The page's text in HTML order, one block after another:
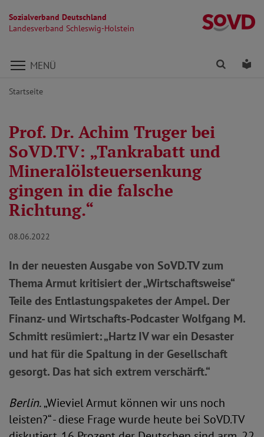
Sozialverband Deutschland
Landesverband Schleswig-Holstein
Direkt zu den Inhalten springen
MENÜ Finden
Startseite
Prof. Dr. Achim Truger bei
SoVD.TV: „Tankrabatt und
Mineralölsteuersenkung
gingen in die falsche
Richtung.“
08.06.2022
In der neuesten Ausgabe von SoVD.TV zum
Thema Armut kritisiert der „Wirtschaftsweise“
Teile des Entlastungspaketes der Ampel. Der
Finanz- und Wirtschafts-Podcaster Wolfgang M.
Schmitt resümiert: „Hartz IV war ein Desaster
und hat für die Spaltung in der Gesellschaft
gesorgt. Das hat sich extrem verschärft.“
Berlin.„Wieviel Armut können wir uns noch
leisten?“ - diese Frage wurde heute bei SoVD.TV